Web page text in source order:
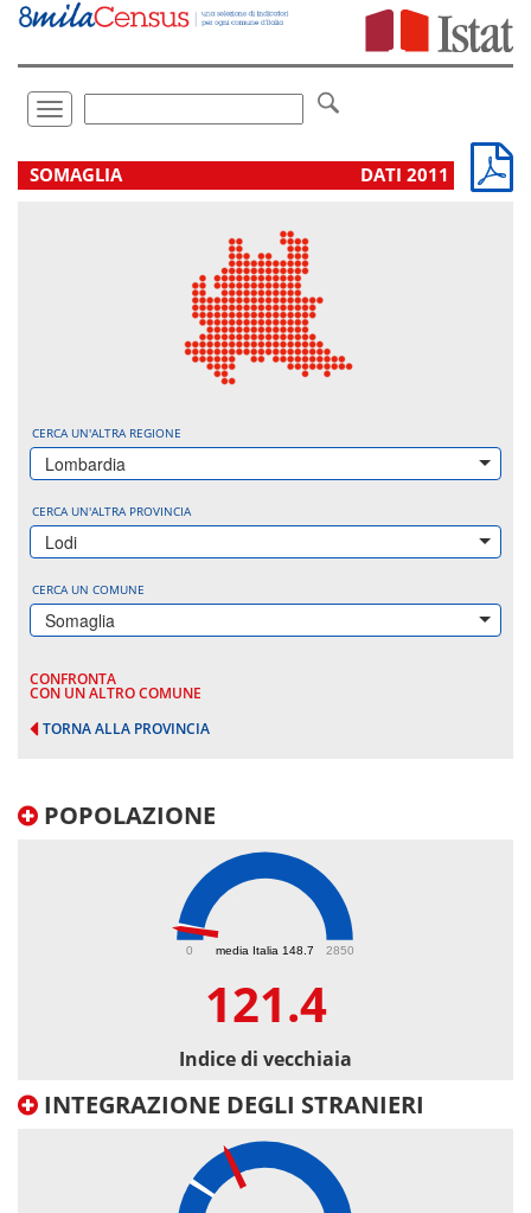
Vai
direttamente
Toggle
navigation
.
SOMAGLIA DATI 2011
CERCA UN'ALTRA REGIONE
Lombardia
CERCA UN'ALTRA PROVINCIA
Lodi
CERCA UN COMUNE
Somaglia
CONFRONTA
CON UN ALTRO COMUNE
TORNA ALLA PROVINCIA
POPOLAZIONE
media Italia 148.7
0 2850
121.4
Indice di vecchiaia
INTEGRAZIONE DEGLI STRANIERI